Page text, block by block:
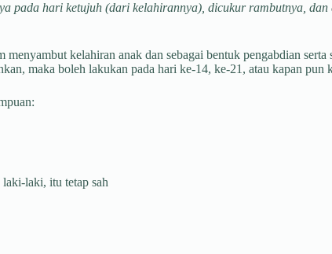
pada hari ketujuh (dari kelahirannya), dicukur rambutnya,
kelahiran anak dan sebagai bentuk pengabdian
maka boleh lakukan pada hari ke-14, ke-21, atau kapan pun
laki, itu tetap sah